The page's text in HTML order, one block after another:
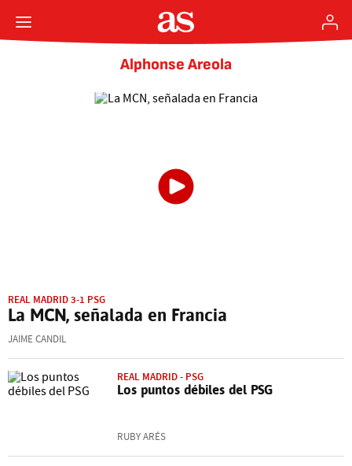
Alphonse Areola
REAL MADRID 3-1 PSG
La MCN, señalada en Francia
JAIME CANDIL
REAL MADRID - PSG
Los puntos débiles del PSG
RUBY ARÉS